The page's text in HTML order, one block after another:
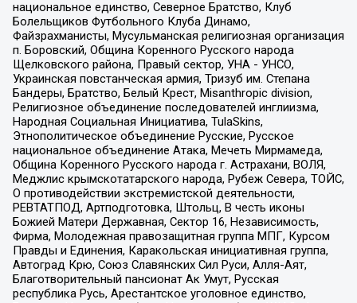
национальное единство, Северное Братство, Клуб
Болельщиков Футбольного Клуба Динамо,
Файзрахманисты, Мусульманская религиозная организация
п. Боровский, Община Коренного Русского народа
Щелковского района, Правый сектор, УНА - УНСО,
Украинская повстанческая армия, Тризуб им. Степана
Бандеры, Братство, Белый Крест, Misanthropic division,
Религиозное объединение последователей инглиизма,
Народная Социальная Инициатива, TulaSkins,
Этнополитическое объединение Русские, Русское
национальное объединение Атака, Мечеть Мирмамеда,
Община Коренного Русского народа г. Астрахани, ВОЛЯ,
Меджлис крымскотатарского народа, Рубеж Севера, ТОЙС,
О противодействии экстремистской деятельности,
РЕВТАТПОД, Артподготовка, Штольц, В честь иконы
Божией Матери Державная, Сектор 16, Независимость,
Фирма, Молодежная правозащитная группа МПГ, Курсом
Правды и Единения, Каракольская инициативная группа,
Автоград Крю, Союз Славянских Сил Руси, Алля-Аят,
Благотворительный пансионат Ак Умут, Русская
республика Русь, Арестантское уголовное единство,